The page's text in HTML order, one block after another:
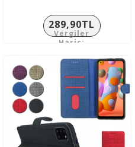
289,90TL
Vergiler
Hariç: